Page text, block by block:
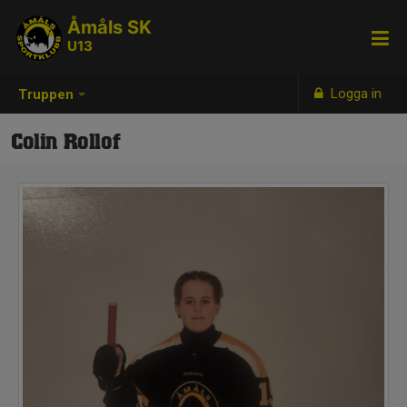
Truppen Logga in
Åmåls SK
U13
Colin Rollof